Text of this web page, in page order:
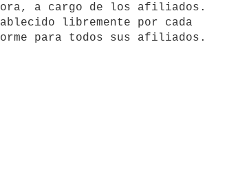
a cargo de los afiliados.